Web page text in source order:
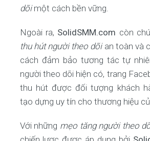
dõimột cách bền vững.
Ngoài ra, SolidSMM.com còn
thu hút người theo dõian toàn và
cách đảm bảo tương tác tự
người theo dõi hiện có, trang
thu hút được đối tượng khách
tạo dựng uy tín cho thương hiệu
Với những mẹo tăng người theo